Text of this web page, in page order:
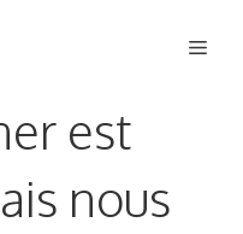
est
nous